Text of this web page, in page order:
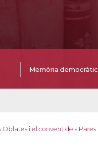
Memòria
i el convent dels